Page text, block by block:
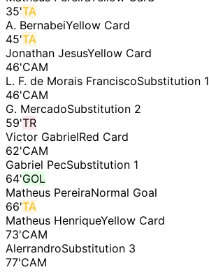
35'TA
A. BernabeiYellow Card
45'TA
Jonathan JesusYellow Card
46'CAM
L. F. de Morais FranciscoSubstitution 1
46'CAM
G. MercadoSubstitution 2
59'TR
Victor GabrielRed Card
62'CAM
Gabriel PecSubstitution 1
64'GOL
Matheus PereiraNormal Goal
66'TA
Matheus HenriqueYellow Card
73'CAM
AlerrandroSubstitution 3
77'CAM